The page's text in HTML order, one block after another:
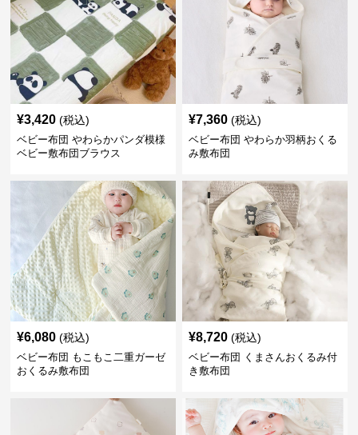
¥3,420 (税込)
ベビー布団 やわらかパンダ模様
ベビー敷布団ブラウス
¥7,360 (税込)
ベビー布団 やわらか羽柄おくる
み敷布団
¥6,080 (税込)
ベビー布団 もこもこ二重ガーゼ
おくるみ敷布団
¥8,720 (税込)
ベビー布団 くまさんおくるみ付
き敷布団